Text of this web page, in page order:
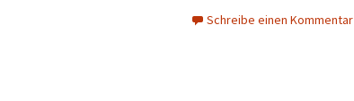
Schreibe einen Kommentar